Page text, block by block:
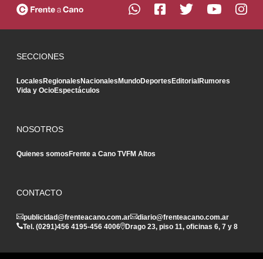
SECCIONES
LocalesRegionalesNacionalesMundoDeportesEditorialRumores
Vida y OcioEspectáculos
NOSOTROS
Quienes somosFrente a Cano TVFM Altos
CONTACTO
publicidad@frenteacano.com.ar
diario@frenteacano.com.ar
Tel. (0291)456 4195-456 4006 Drago 23, piso 11, oficinas 6, 7 y 8